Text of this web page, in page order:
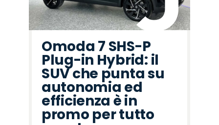
Omoda 7 SHS-P
Plug-in Hybrid: il
SUV che punta su
autonomia ed
efficienza è in
promo per tutto